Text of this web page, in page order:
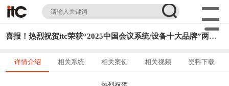
喜报！热烈祝贺itc荣获“2025中国会议系统/设备十大品牌”两项大奖
详情介绍 相关系统 相关案例 相关视频 资料下载